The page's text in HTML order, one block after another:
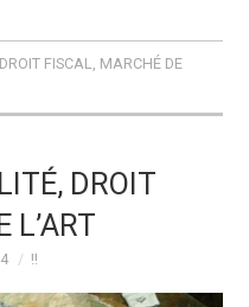
DROIT FISCAL
MARCHÉ DE
DROIT
L’ART
!!